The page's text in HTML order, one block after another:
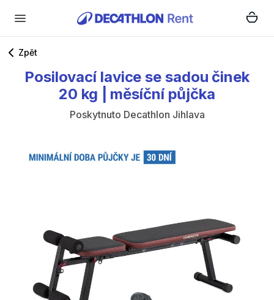
Zpět
Posilovací lavice se sadou činek
20 kg měsíční půjčka
Poskytnuto Decathlon Jihlava